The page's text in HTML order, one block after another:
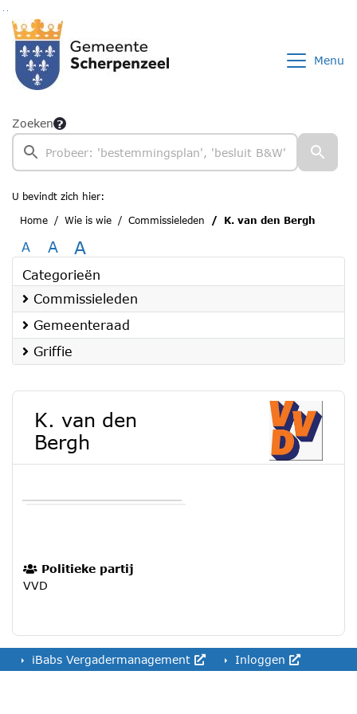
Ga naar de inhoud van deze pagina
Ga naar het zoeken
Ga naar het menu
Menu
Zoeken
U bevindt zich hier:
Home
Wie is wie Commissieleden K. van den Bergh
A A A
Categorieën
Commissieleden
Gemeenteraad
Griffie
K. van den
Bergh
Politieke partij
VVD
iBabs Vergadermanagement Inloggen